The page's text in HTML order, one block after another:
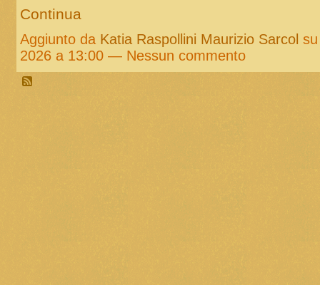
Continua
Aggiunto da Katia Raspollini Maurizio Sarcol
2026 a 13:00 — Nessun commento